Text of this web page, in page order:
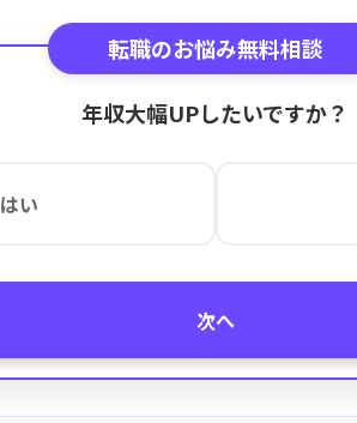
転職のお悩み無料相談
年収大幅UPしたいですか？
はい
次へ